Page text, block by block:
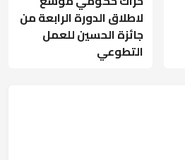
لاطلاق الدورة الرابعة من
جائزة الحسين للعمل
التطوعي